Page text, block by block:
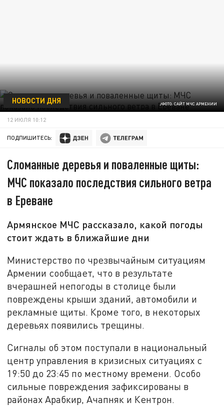
/ФОТО: САЙТ МЧС АРМЕНИИ
НОВОСТИ ДНЯ
12 ИЮЛЯ 10:12
ПОДПИШИТЕСЬ:
Сломанные деревья и поваленные щиты:
МЧС показало последствия сильного ветра
в Ереване
Армянское МЧС рассказало, какой погоды
стоит ждать в ближайшие дни
Министерство по чрезвычайным ситуациям
Армении сообщает, что в результате
вчерашней непогоды в столице были
повреждены крыши зданий, автомобили и
рекламные щиты. Кроме того, в некоторых
деревьях появились трещины.
Сигналы об этом поступали в национальный
центр управления в кризисных ситуациях с
19:50 до 23:45 по местному времени. Особо
сильные повреждения зафиксированы в
районах Арабкир, Ачапняк и Кентрон.